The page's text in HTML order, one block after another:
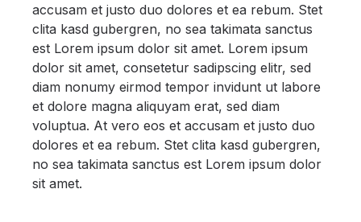
accusam et justo duo dolores et ea rebum. Stet
clita kasd gubergren, no sea takimata sanctus
est Lorem ipsum dolor sit amet. Lorem ipsum
dolor sit amet, consetetur sadipscing elitr, sed
diam nonumy eirmod tempor invidunt ut labore
et dolore magna aliquyam erat, sed diam
voluptua. At vero eos et accusam et justo duo
dolores et ea rebum. Stet clita kasd gubergren,
no sea takimata sanctus est Lorem ipsum dolor
sit amet.